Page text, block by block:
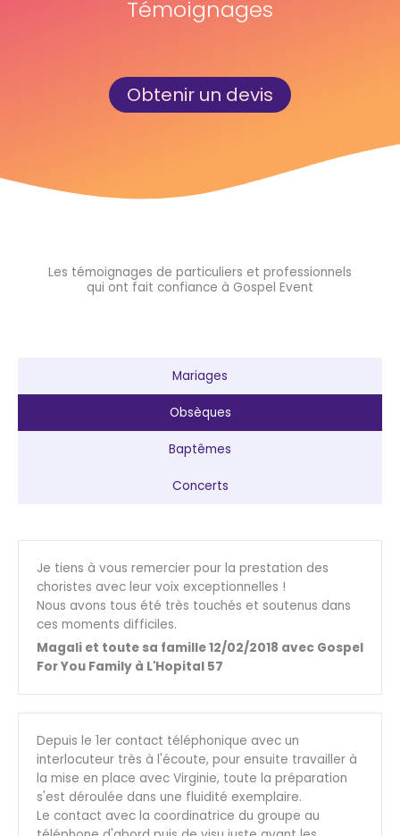
Témoignages
Obtenir un devis
Les témoignages de particuliers et professionnels
qui ont fait confiance à Gospel Event
Mariages
Obsèques
Baptêmes
Concerts
Je tiens à vous remercier pour la prestation des
choristes avec leur voix exceptionnelles !
Nous avons tous été très touchés et soutenus dans
ces moments difficiles.
Magali et toute sa famille 12/02/2018 avec Gospel
For You Family à L'Hopital 57
Depuis le 1er contact téléphonique avec un
interlocuteur très à l'écoute, pour ensuite travailler à
la mise en place avec Virginie, toute la préparation
s'est déroulée dans une fluidité exemplaire.
Le contact avec la coordinatrice du groupe au